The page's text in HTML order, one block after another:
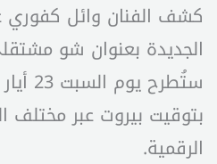
كشف الفنان وائل كفوري
الجديدة بعنوان شو
بتوقيت بيروت عبر مختلف
الرقمية.